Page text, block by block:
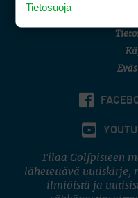
(digi)
Tilaa Golfpisteen
lähetettävä uutiskirje,
ilmiöistä ja
Tietosuoja